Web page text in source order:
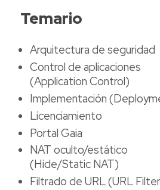
Temario
Arquitectura de seguridad
Control de aplicaciones
(Application Control)
Implementación
Licenciamiento
Portal Gaia
NAT oculto/estático
(Hide/Static NAT)
Filtrado de URL (URL